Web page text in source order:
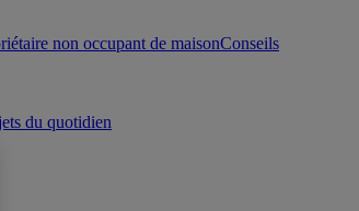
non occupant de maisonConseils
du quotidien